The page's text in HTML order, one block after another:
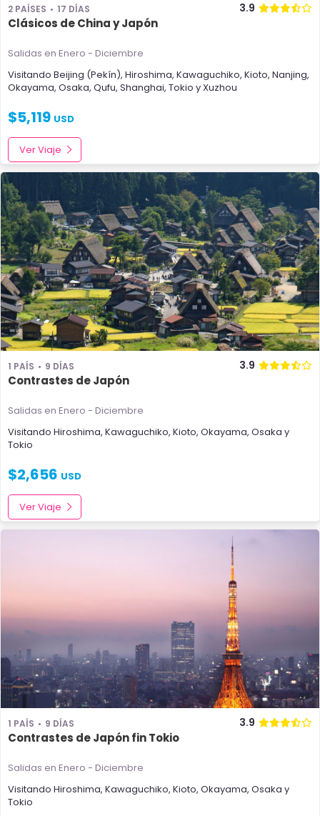
2 PAÍSES 17 DÍAS 3.9
Clásicos de China y Japón
Salidas en Enero - Diciembre
Visitando Beijing (Pekín), Hiroshima, Kawaguchiko, Kioto, Nanjing,
Okayama, Osaka, Qufu, Shanghai, Tokio yXuzhou
$5,119 USD
Ver Viaje
1 PAÍS 9 DÍAS 3.9
Contrastes de Japón
Salidas en Enero - Diciembre
Visitando Hiroshima, Kawaguchiko, Kioto, Okayama, Osaka y
Tokio
$2,656 USD
Ver Viaje
1 PAÍS 9 DÍAS 3.9
Contrastes de Japón fin Tokio
Salidas en Enero - Diciembre
Visitando Hiroshima, Kawaguchiko, Kioto, Okayama, Osaka y
Tokio